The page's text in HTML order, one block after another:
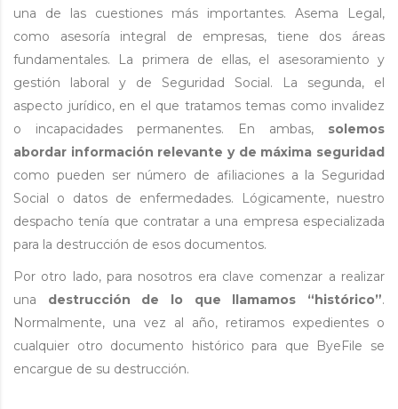
una de las cuestiones más importantes. Asema Legal,
como asesoría integral de empresas, tiene dos áreas
fundamentales. La primera de ellas, el asesoramiento y
gestión laboral y de Seguridad Social. La segunda, el
aspecto jurídico, en el que tratamos temas como invalidez
o incapacidades permanentes. En ambas, solemos
abordar información relevante y de máxima seguridad
como pueden ser número de afiliaciones a la Seguridad
Social o datos de enfermedades. Lógicamente, nuestro
despacho tenía que contratar a una empresa especializada
para la destrucción de esos documentos.
Por otro lado, para nosotros era clave comenzar a realizar
una destrucción de lo que llamamos “histórico”.
Normalmente, una vez al año, retiramos expedientes o
cualquier otro documento histórico para que ByeFile se
encargue de su destrucción.